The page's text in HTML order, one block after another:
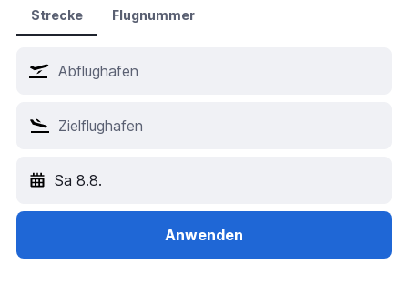
Strecke Flugnummer
Sa 8.8.
Anwenden